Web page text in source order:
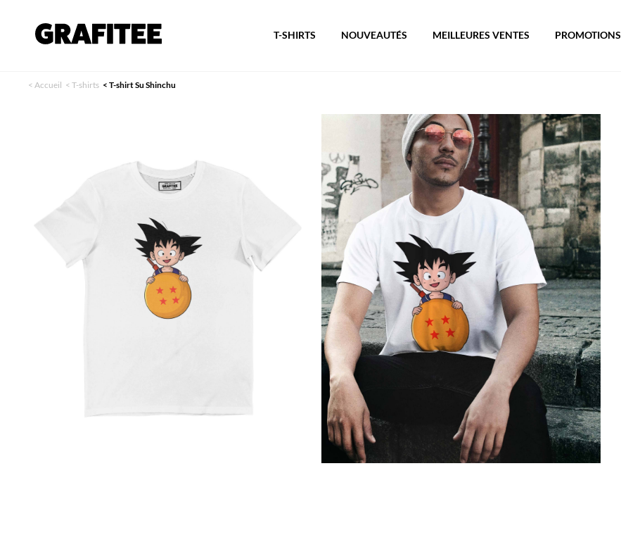
T-SHIRTS NOUVEAUTÉS MEILLEURES VENTES PROMOTIONS
< Accueil < T-shirts < T-shirt Su Shinchu